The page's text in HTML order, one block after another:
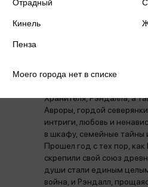
ПРИЧИНЯЕТ ВРЕД
ВЛЕЧЕТ
романа от российской
Хранителя, Рэндалла, а
Авроры, гордой
интриги, любовь и
в шкафу, семейные тайны
Прошел год с тех пор,
скрепили свой союз
души стали единым
война, и Рэндалл,
Отрадный
Кинель
Пенза
Моего города нет в списке